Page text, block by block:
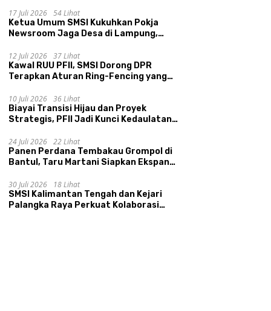
Transisi Hijau dan
Strategis, PFII Jadi
Kedaulatan Ekonomi
Desa Siap Jadi Penggerak
Kemajuan Desa
17 Juli 2026
54 Lihat
Ketua Umum SMSI Kukuhkan Pokja
Newsroom Jaga Desa di Lampung,
Desa
12 Juli 2026
37 Lihat
Kawal RUU PFII, SMSI Dorong DPR
Terapkan Aturan Ring-Fencing yang
10 Juli 2026
36 Lihat
Biayai Transisi Hijau dan Proyek
Strategis, PFII Jadi Kunci Kedaulatan
24 Juli 2026
22 Lihat
Panen Perdana Tembakau Grompol di
Bantul, Taru Martani Siapkan Ekspansi
30 Juli 2026
18 Lihat
SMSI Kalimantan Tengah dan Kejari
Palangka Raya Perkuat Kolaborasi